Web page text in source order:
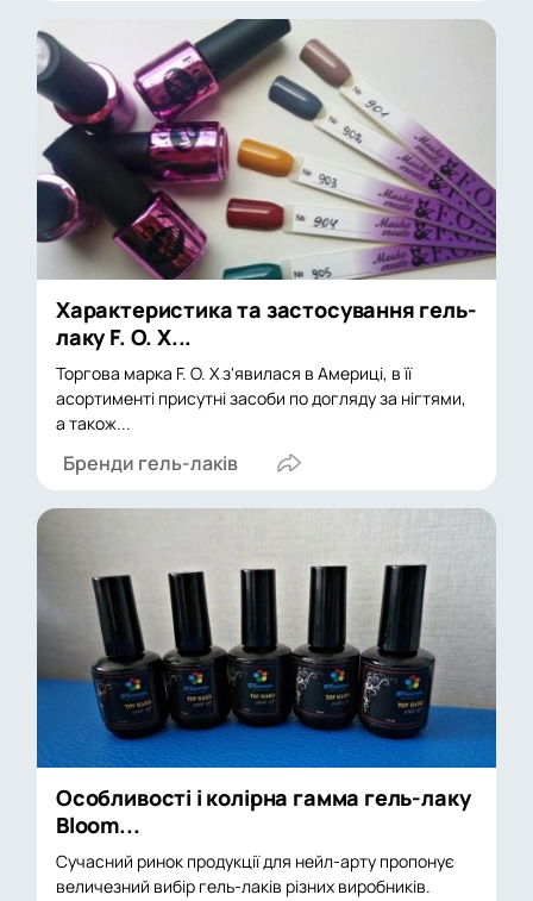
Характеристика та застосування гель-
лаку F. O. X...
Торгова марка F. O. X з'явилася в Америці, в її
асортименті присутні засоби по догляду за нігтями,
а також...
Бренди гель-лаків
Особливості і колірна гамма гель-лаку
Bloom...
Сучасний ринок продукції для нейл-арту пропонує
величезний вибір гель-лаків різних виробників.